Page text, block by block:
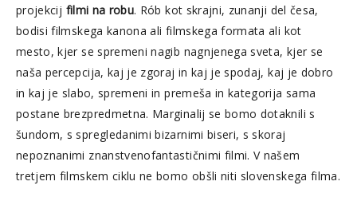
projekcij filmi na robu. Rób kot skrajni, zunanji del česa,
bodisi filmskega kanona ali filmskega formata ali kot
mesto, kjer se spremeni nagib nagnjenega sveta, kjer se
naša percepcija, kaj je zgoraj in kaj je spodaj, kaj je dobro
in kaj je slabo, spremeni in premeša in kategorija sama
postane brezpredmetna. Marginalij se bomo dotaknili s
šundom, s spregledanimi bizarnimi biseri, s skoraj
nepoznanimi znanstvenofantastičnimi filmi. V našem
tretjem filmskem ciklu ne bomo obšli niti slovenskega filma.